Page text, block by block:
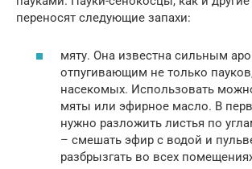
переносят следующие запахи:
мяту. Она известна сильным
отпугивающим не только
насекомых. Использовать
мяты или эфирное масло. В
нужно разложить листья по
– смешать эфир с водой и
разбрызгать во всех